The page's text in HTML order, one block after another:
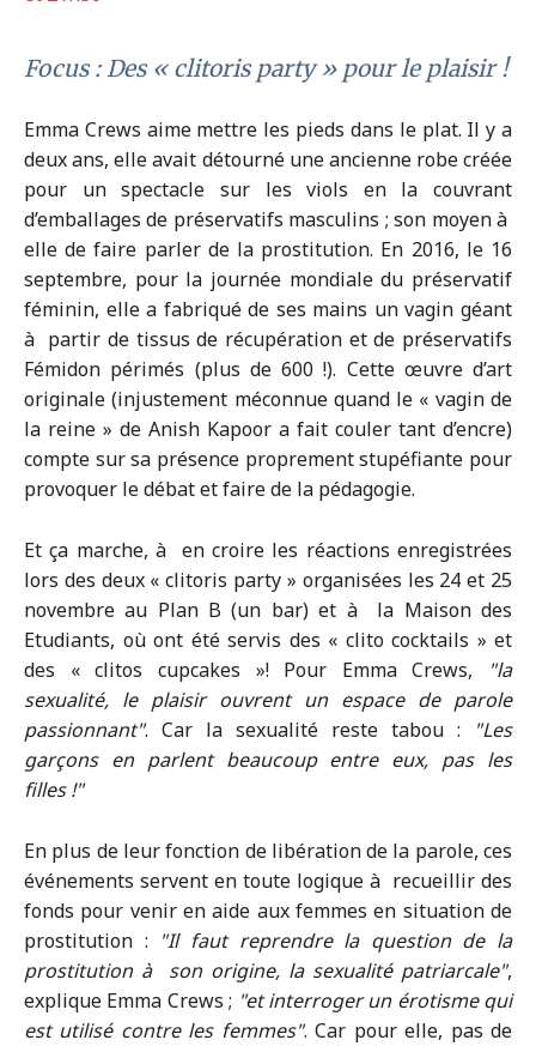
Focus : Des « clitoris party » pour le plaisir !
Emma Crews aime mettre les pieds dans le plat. Il y a
deux ans, elle avait détourné une ancienne robe créée
pour un spectacle sur les viols en la couvrant
d’emballages de préservatifs masculins ; son moyen à
elle de faire parler de la prostitution. En 2016, le 16
septembre, pour la journée mondiale du préservatif
féminin, elle a fabriqué de ses mains un vagin géant
à partir de tissus de récupération et de préservatifs
Fémidon périmés (plus de 600 !). Cette œuvre d’art
originale (injustement méconnue quand le « vagin de
la reine » de Anish Kapoor a fait couler tant d’encre)
compte sur sa présence proprement stupéfiante pour
provoquer le débat et faire de la pédagogie.
Et ça marche, à en croire les réactions enregistrées
lors des deux « clitoris party » organisées les 24 et 25
novembre au Plan B (un bar) et à la Maison des
Etudiants, où ont été servis des « clito cocktails » et
des « clitos cupcakes »! Pour Emma Crews,
la
sexualité, le plaisir ouvrent un espace de parole
passionnant . Car la sexualité reste tabou :
Les
garçons en parlent beaucoup entre eux, pas les
filles !
En plus de leur fonction de libération de la parole, ces
événements servent en toute logique à recueillir des
fonds pour venir en aide aux femmes en situation de
prostitution :
Il faut reprendre la question de la
prostitution à son origine, la sexualité patriarcale ,
explique Emma Crews ; et interroger un érotisme qui
est utilisé contre les femmes . Car pour elle, pas de